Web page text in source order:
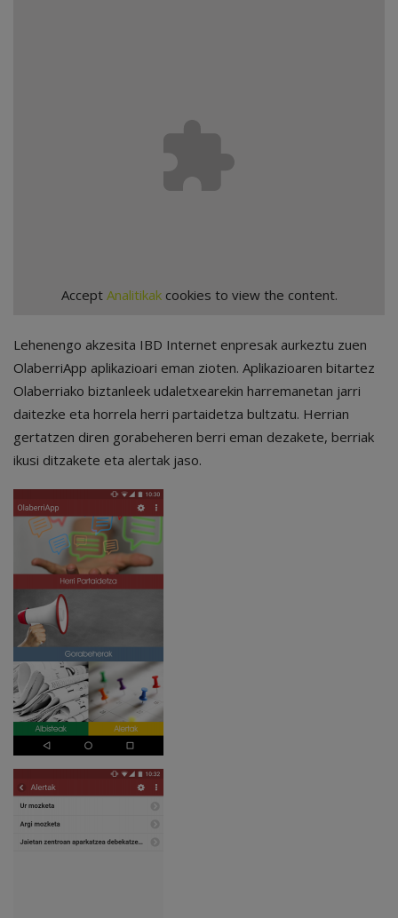
Accept Analitikakcookies to view the content.
Lehenengo akzesita IBD Internet enpresak aurkeztu zuen
OlaberriApp aplikazioari eman zioten. Aplikazioaren bitartez
Olaberriako biztanleek udaletxearekin harremanetan jarri
daitezke eta horrela herri partaidetza bultzatu. Herrian
gertatzen diren gorabeheren berri eman dezakete, berriak
ikusi ditzakete eta alertak jaso.